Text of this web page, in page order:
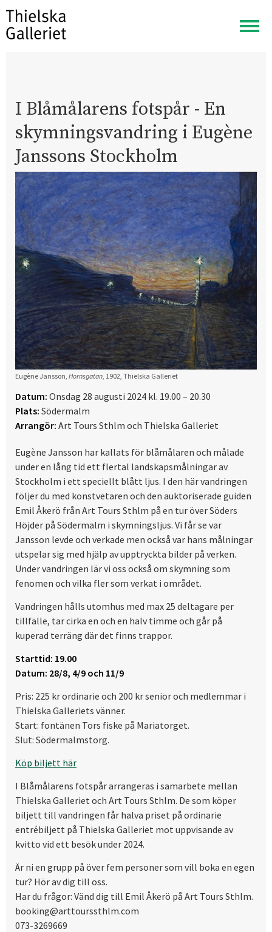
Visa
meny
I Blåmålarens fotspår - En
skymningsvandring i Eugène
Janssons Stockholm
Eugène Jansson, Hornsgatan , 1902, Thielska Galleriet
Datum: Onsdag 28 augusti 2024 kl. 19.00 – 20.30
Plats: Södermalm
Arrangör: Art Tours Sthlm och Thielska Galleriet
Eugène Jansson har kallats för blåmålaren och målade
under en lång tid ett flertal landskapsmålningar av
Stockholm i ett speciellt blått ljus. I den här vandringen
följer du med konstvetaren och den auktoriserade guiden
Emil Åkerö från Art Tours Sthlm på en tur över Söders
Höjder på Södermalm i skymningsljus. Vi får se var
Jansson levde och verkade men också var hans målningar
utspelar sig med hjälp av upptryckta bilder på verken.
Under vandringen lär vi oss också om skymning som
fenomen och vilka fler som verkat i området.
Vandringen hålls utomhus med max 25 deltagare per
tillfälle, tar cirka en och en halv timme och går på
kuperad terräng där det finns trappor.
Starttid: 19.00
Datum: 28/8, 4/9 och 11/9
Pris: 225 kr ordinarie och 200 kr senior och medlemmar i
Thielska Galleriets vänner.
Start: fontänen Tors fiske på Mariatorget.
Slut: Södermalmstorg.
Köp biljett här
I Blåmålarens fotspår arrangeras i samarbete mellan
Thielska Galleriet och Art Tours Sthlm. De som köper
biljett till vandringen får halva priset på ordinarie
entrébiljett på Thielska Galleriet mot uppvisande av
kvitto vid ett besök under 2024.
Är ni en grupp på över fem personer som vill boka en egen
tur? Hör av dig till oss.
Har du frågor: Vänd dig till Emil Åkerö på Art Tours Sthlm.
booking@arttourssthlm.com
073-3269669